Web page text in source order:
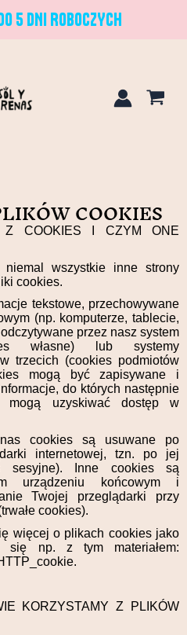
5 DNI ROBOCZYCH
COOKIES
Z COOKIES I CZYM ONE
wszystkie inne strony
cookies.
tekstowe, przechowywane
(np. komputerze, tablecie,
przez nasz system
własne) lub systemy
trzecich (cookies podmiotów
mogą być zapisywane i
do których następnie
mogą uzyskiwać dostęp w
cookies są usuwane po
internetowej, tzn. po jej
sesyjne). Inne cookies są
urządzeniu końcowym i
Twojej przeglądarki przy
cookies).
więcej o plikach cookies jako
się np. z tym materiałem:
KORZYSTAMY Z PLIKÓW